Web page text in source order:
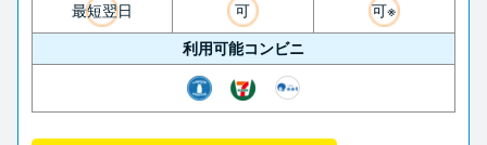
最短翌日 可 可※
利用可能コンビニ